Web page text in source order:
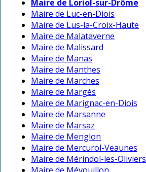
Maire de Loriol-sur-Drôme
Maire de Luc-en-Diois
Maire de Lus-la-Croix-Haute
Maire de Malataverne
Maire de Malissard
Maire de Manas
Maire de Manthes
Maire de Marches
Maire de Margès
Maire de Marignac-en-Diois
Maire de Marsanne
Maire de Marsaz
Maire de Menglon
Maire de Mercurol-Veaunes
Maire de Mérindol-les-Oliviers